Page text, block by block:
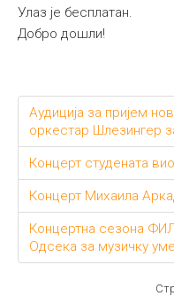
Улаз је бесплатан.
Добро дошли!
Аудиција за пријем
оркестар Шлезингер
Концерт студената
Концерт Михаила
Концертна сезона
Одсека за музичку